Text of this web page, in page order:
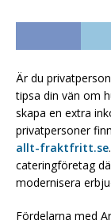
Är du
tipsa din vän om
skapa en extra
privatpersoner
allt-fraktfritt.se
cateringföretag
modernisera
Fördelarna med